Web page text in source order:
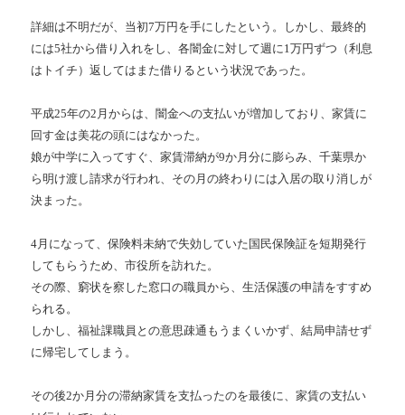
詳細は不明だが、当初7万円を手にしたという。しかし、最終的
には5社から借り入れをし、各闇金に対して週に1万円ずつ（利息
はトイチ）返してはまた借りるという状況であった。
平成25年の2月からは、闇金への支払いが増加しており、家賃に
回す金は美花の頭にはなかった。
娘が中学に入ってすぐ、家賃滞納が9か月分に膨らみ、千葉県か
ら明け渡し請求が行われ、その月の終わりには入居の取り消しが
決まった。
4月になって、保険料未納で失効していた国民保険証を短期発行
してもらうため、市役所を訪れた。
その際、窮状を察した窓口の職員から、生活保護の申請をすすめ
られる。
しかし、福祉課職員との意思疎通もうまくいかず、結局申請せず
に帰宅してしまう。
その後2か月分の滞納家賃を支払ったのを最後に、家賃の支払い